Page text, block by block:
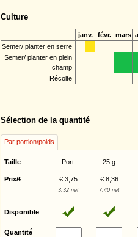
Culture
janv. févr. mars
Semer/ planter en serre
Semer/ planter en plein
champ
Récolte
Sélection de la quantité
Par portion/poids
Taille Port. 25 g
Prix/€ € 3,75 € 8,36
3,32 net 7,40 net
Disponible
Quantité